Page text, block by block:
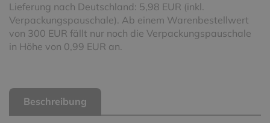
Lieferung nach Deutschland: 5,98 EUR (inkl.
Verpackungspauschale). Ab einem Warenbestellwert
von 300 EUR fällt nur noch die Verpackungspauschale
in Höhe von 0,99 EUR an.
Beschreibung